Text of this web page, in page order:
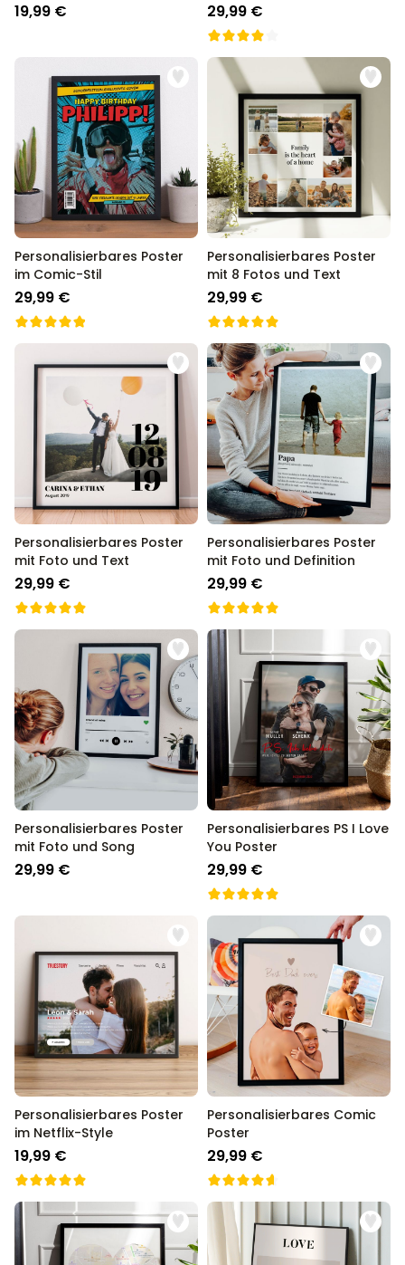
19,99 € 29,99 €
Personalisierbares Poster
im Comic-Stil
29,99 €
Personalisierbares Poster
mit 8 Fotos und Text
29,99 €
Personalisierbares Poster
mit Foto und Text
29,99 €
Personalisierbares Poster
mit Foto und Definition
29,99 €
Personalisierbares Poster
mit Foto und Song
29,99 €
Personalisierbares PS I Love
You Poster
29,99 €
Personalisierbares Poster
im Netflix-Style
19,99 €
Personalisierbares Comic
Poster
29,99 €